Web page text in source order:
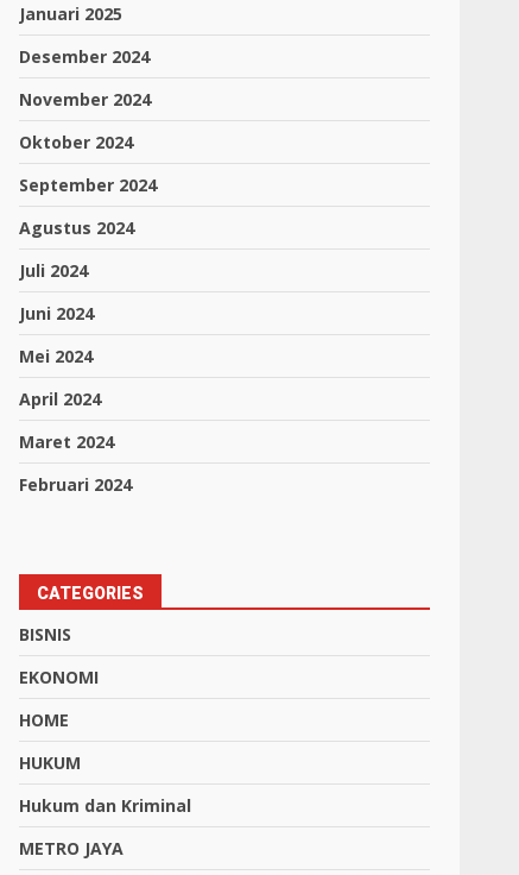
Januari 2025
Desember 2024
November 2024
Oktober 2024
September 2024
Agustus 2024
Juli 2024
Juni 2024
Mei 2024
April 2024
Maret 2024
Februari 2024
CATEGORIES
BISNIS
EKONOMI
HOME
HUKUM
Hukum dan Kriminal
METRO JAYA